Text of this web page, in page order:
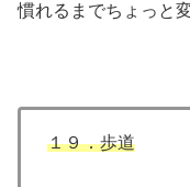
慣れるまでちょっと
１９．歩道